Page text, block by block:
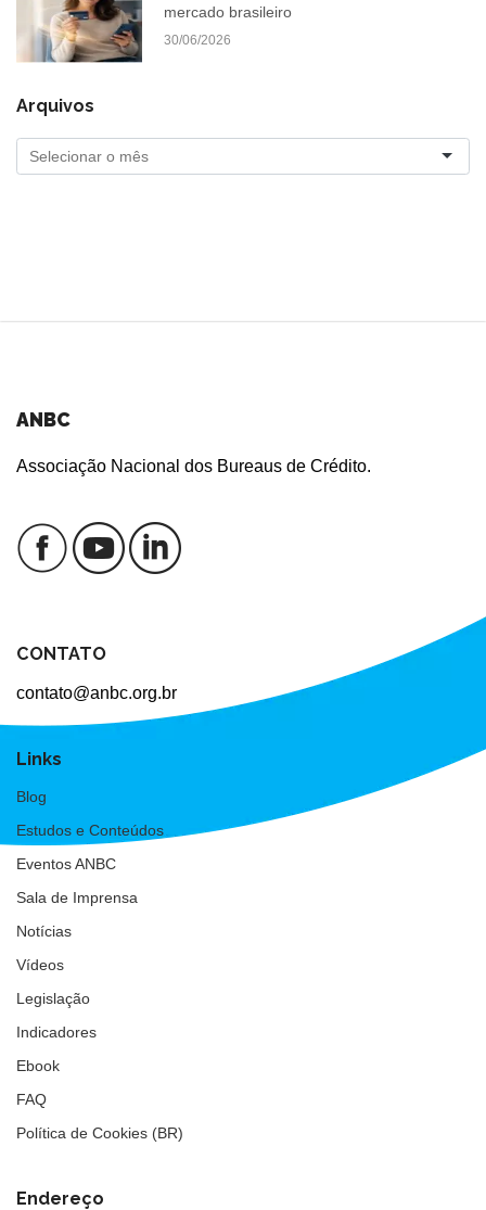
mercado brasileiro
30/06/2026
Arquivos
ANBC
Associação Nacional dos Bureaus de Crédito.
CONTATO
contato@anbc.org.br
Links
Blog
Estudos e Conteúdos
Eventos ANBC
Sala de Imprensa
Notícias
Vídeos
Legislação
Indicadores
Ebook
FAQ
Política de Cookies (BR)
Endereço